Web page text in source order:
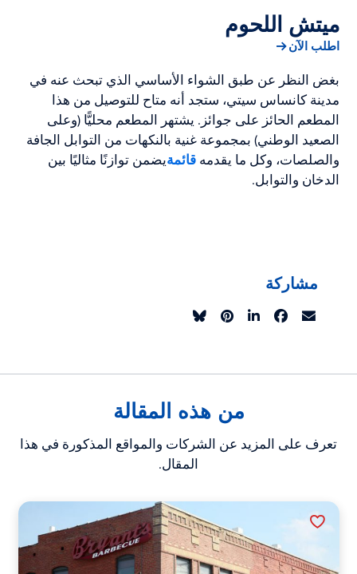
ميتش اللحوم
اطلب الآن
بغض النظر عن طبق الشواء الأساسي الذي تبحث عنه في
مدينة كانساس سيتي، ستجد أنه متاح للتوصيل من هذا
المطعم الحائز على جوائز. يشتهر المطعم محليًّا (وعلى
الصعيد الوطني) بمجموعة غنية بالنكهات من التوابل الجافة
والصلصات، وكل ما يقدمهقائمةيضمن توازنًا مثاليًا بين
الدخان والتوابل.
مشاركة
من هذه المقالة
تعرف على المزيد عن الشركات والمواقع المذكورة في هذا
المقال.